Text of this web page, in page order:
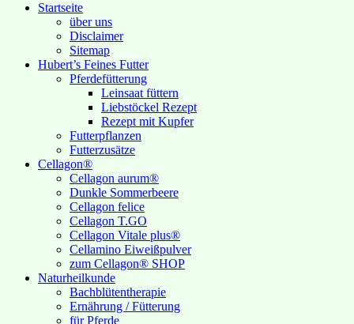
Startseite
über uns
Disclaimer
Sitemap
Hubert’s Feines Futter
Pferdefütterung
Leinsaat füttern
Liebstöckel Rezept
Rezept mit Kupfer
Futterpflanzen
Futterzusätze
Cellagon®
Cellagon aurum®
Dunkle Sommerbeere
Cellagon felice
Cellagon T.GO
Cellagon Vitale plus®
Cellamino Eiweißpulver
zum Cellagon® SHOP
Naturheilkunde
Bachblütentherapie
Ernährung / Fütterung
für Pferde